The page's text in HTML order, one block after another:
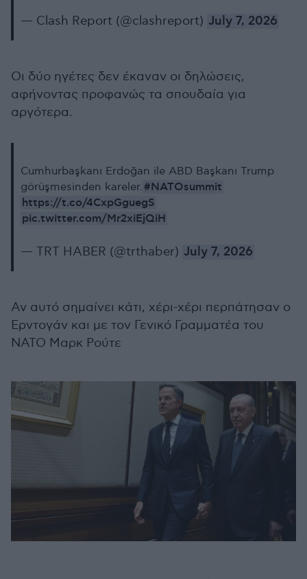
— Clash Report (@clashreport) July 7, 2026
Οι δύο ηγέτες δεν έκαναν οι δηλώσεις,
αφήνοντας προφανώς τα σπουδαία για
αργότερα.
Cumhurbaşkanı Erdoğan ile ABD Başkanı Trump
görüşmesinden kareler. #NATOsummit
https://t.co/4CxpGguegS
pic.twitter.com/Mr2xiEjQiH
— TRT HABER (@trthaber) July 7, 2026
Αν αυτό σημαίνει κάτι, χέρι-χέρι περπάτησαν ο
Ερντογάν και με τον Γενικό Γραμματέα του
ΝΑΤΟ Μαρκ Ρούτε